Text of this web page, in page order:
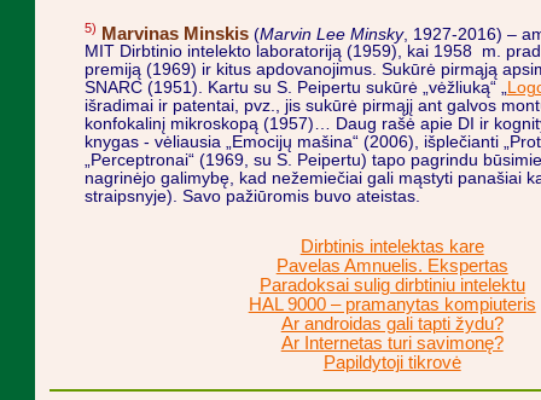
5) Marvinas Minskis(Marvin Lee Minsky, 1927-2016) –
MIT Dirbtinio intelekto laboratoriją (1959), kai 1958 m.
premiją (1969) ir kitus apdovanojimus. Sukūrė pirmąją
SNARC (1951). Kartu su S. Peipertu sukūrė „vėžliuką“ „
išradimai ir patentai, pvz., jis sukūrė pirmąjį ant galvos
konfokalinį mikroskopą (1957)… Daug rašė apie DI ir
knygas - vėliausia „Emocijų mašina“ (2006), išplečianti
„Perceptronai“ (1969, su S. Peipertu) tapo pagrindu
nagrinėjo galimybę, kad nežemiečiai gali mąstyti panašiai
straipsnyje). Savo pažiūromis buvo ateistas.
Dirbtinis intelektas kare
Pavelas Amnuelis. Ekspertas
Paradoksai sulig dirbtiniu intelektu
HAL 9000 – pramanytas kompiuteris
Ar androidas gali tapti žydu?
Ar Internetas turi savimonę?
Papildytoji tikrovė